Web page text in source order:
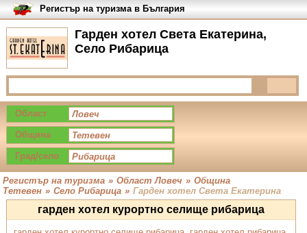
Гарден хотел Света Екатерина,
Село Рибарица
Регистър на туризма в България
Област
Община
Град/село
Регистър на туризма » Област Ловеч » Община
Тетевен » Село Рибарица » Гарден хотел Света Екатерина
гарден хотел курортно селище рибарица